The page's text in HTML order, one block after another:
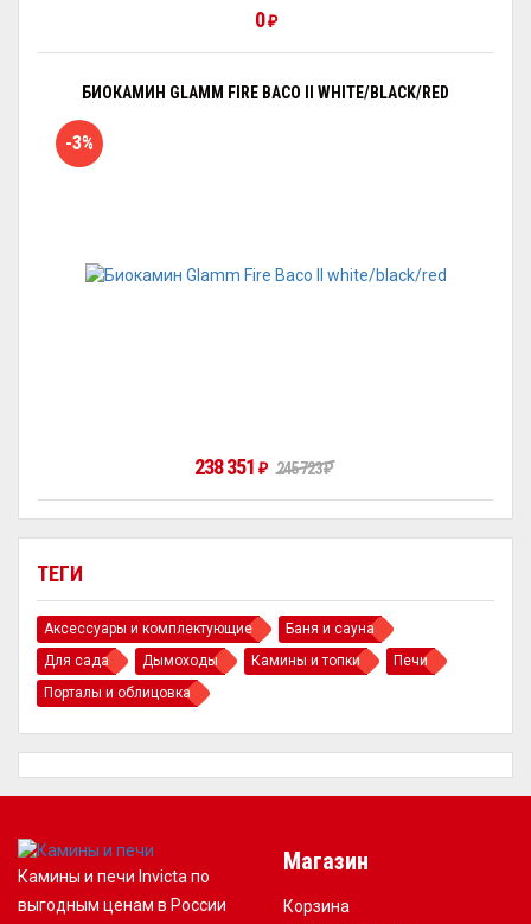
ТЕГИ
Аксессуары и комплектующие
Баня и сауна
Для сада
Дымоходы Камины и топки
Печи
Порталы и облицовка
0 ₽
БИОКАМИН GLAMM FIRE BACO II WHITE/BLACK/RED
-3%
238 351 ₽ 245 723₽
Камины и печи Invicta по
выгодным ценам в России
Магазин
Корзина